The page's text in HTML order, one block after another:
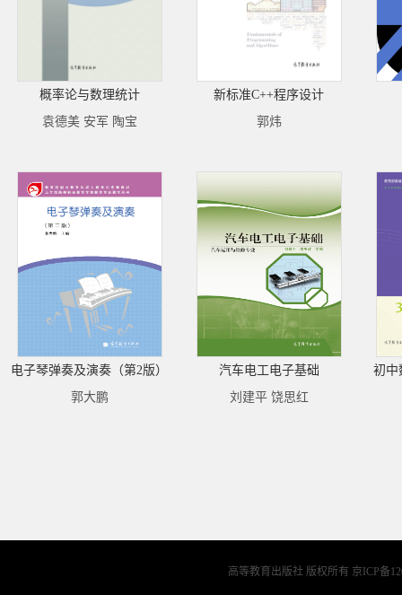
概率论与数理统计
袁德美 安军 陶宝
新标准C++程序设计
郭炜
电子琴弹奏及演奏（第2版）
郭大鹏
汽车电工电子基础
刘建平 饶思红
初中
高等教育出版社 版权所有 京ICP备